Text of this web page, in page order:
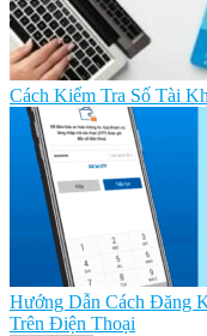
Cách Kiểm Tra Số Tài
Hướng Dẫn Cách Đăng
Trên Điện Thoại